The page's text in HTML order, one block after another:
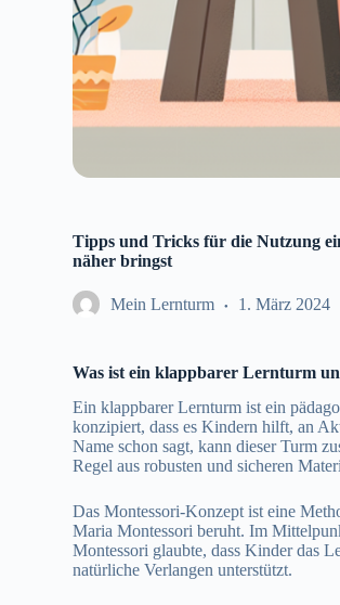
Tipps und Tricks für die Nutzung
näher bringst
Mein Lernturm 1. März 2024
Was ist ein klappbarer Lernturm
Ein klappbarer Lernturm ist ein
konzipiert, dass es Kindern hilft, an
Name schon sagt, kann dieser Turm
Regel aus robusten und sicheren
Das Montessori-Konzept ist eine
Maria Montessori beruht. Im
Montessori glaubte, dass Kinder das
natürliche Verlangen unterstützt.